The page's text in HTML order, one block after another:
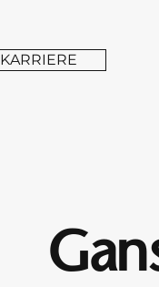
KARRIERE